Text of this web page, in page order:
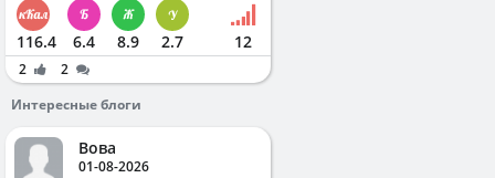
116.4 6.4 8.9 2.7 12
2
2
Интересные блоги
Вова
01-08-2026